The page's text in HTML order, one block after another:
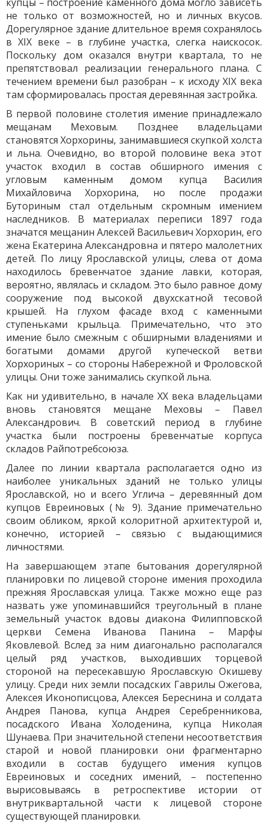
не только от возможностей, но и личных вкусов.
Дорегулярное здание длительное время сохранялось
в XIX веке – в глубине участка, слегка наискосок.
Поскольку дом оказался внутри квартала, то не
препятствовал реализации генерального плана. С
течением времени был разобран – к исходу XIX века
там сформировалась простая деревянная застройка.
В первой половине столетия имение принадлежало
мещанам Меховым. Позднее владельцами
становятся Хорхорины, занимавшиеся скупкой холста
и льна. Очевидно, во второй половине века этот
участок входил в состав обширного имения с
угловым каменным домом купца Василия
Михайловича Хорхорина, но после продажи
Буториным стал отдельным скромным имением
наследников. В материалах переписи 1897 года
значатся мещанин Алексей Васильевич Хорхорин, его
жена Екатерина Александровна и пятеро малолетних
детей. По лицу Ярославской улицы, слева от дома
находилось бревенчатое здание лавки, которая,
вероятно, являлась и складом. Это было равное дому
сооружение под высокой двухскатной тесовой
крышей. На глухом фасаде вход с каменными
ступеньками крыльца. Примечательно, что это
имение было смежным с обширными владениями и
богатыми домами другой купеческой ветви
Хорхориных – со стороны Набережной и Фроловской
улицы. Они тоже занимались скупкой льна.
Как ни удивительно, в начале ХХ века владельцами
вновь становятся мещане Меховы – Павел
Александрович. В советский период в глубине
участка были построены бревенчатые корпуса
складов Райпотребсоюза.
Далее по линии квартала располагается одно из
наиболее уникальных зданий не только улицы
Ярославской, но и всего Углича – деревянный дом
купцов Евреиновых (№ 9). Здание примечательно
своим обликом, яркой колоритной архитектурой и,
конечно, историей – связью с выдающимися
личностями.
На завершающем этапе бытования дорегулярной
планировки по лицевой стороне имения проходила
прежняя Ярославская улица. Также можно еще раз
назвать уже упоминавшийся треугольный в плане
земельный участок вдовы диакона Филипповской
церкви Семена Иванова Панина – Марфы
Яковлевой. Вслед за ним диагонально располагался
целый ряд участков, выходивших торцевой
стороной на пересекавшую Ярославскую Окишеву
улицу. Среди них земли посадских Гаврилы Ожегова,
Алексея Иконописцова, Алексея Береснина и солдата
Андрея Панова, купца Андрея Серебренникова,
посадского Ивана Холоденина, купца Николая
Шунаева. При значительной степени несоответствия
старой и новой планировки они фрагментарно
входили в состав будущего имения купцов
Евреиновых и соседних имений, – постепенно
вырисовываясь в ретроспективе истории от
внутриквартальной части к лицевой стороне
существующей планировки.